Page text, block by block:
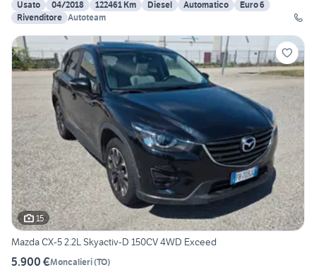
Usato
04/2018 122461 Km Diesel Automatico
Euro 6
Rivenditore Autoteam
15
Mazda CX-5 2.2L Skyactiv-D 150CV 4WD Exceed
5.900 €Moncalieri(TO)